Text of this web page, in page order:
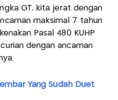
GT, kita jerat dengan
maksimal 7 tahun
Pasal 480 KUHP
dengan ancaman
Yang Sudah Duet